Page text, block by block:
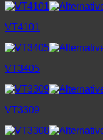
VT4101
VT3405
VT3309